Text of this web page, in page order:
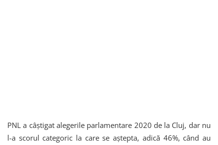
PNL a câștigat alegerile parlamentare 2020 de la Cluj, dar nu
l-a scorul categoric la care se aștepta, adică 46%, când au